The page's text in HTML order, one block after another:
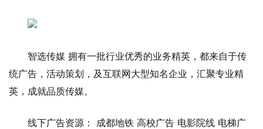
智选传媒 拥有一批行业优秀的业务精英，都来自于传
统广告，活动策划，及互联网大型知名企业，汇聚专业精
英，成就品质传媒。
线下广告资源： 成都地铁 高校广告 电影院线 电梯广